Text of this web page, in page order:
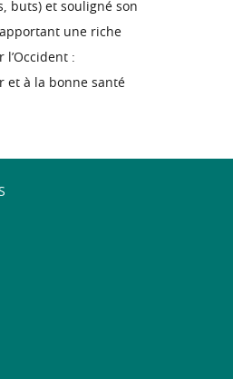
buts) et souligné son
une riche
:
et à la bonne santé